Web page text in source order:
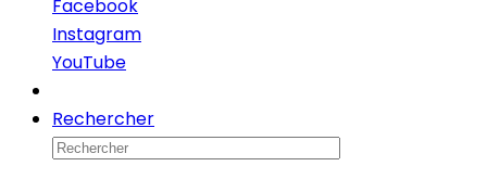
Facebook
Instagram
YouTube
Rechercher